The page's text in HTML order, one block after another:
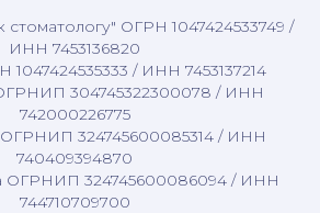
ОГРН 1047424533749 /
ИНН 7453136820
1047424535333 / ИНН 7453137214
304745322300078 / ИНН
742000226775
324745600085314 / ИНН
740409394870
ОГРНИП 324745600086094 / ИНН
744710709700